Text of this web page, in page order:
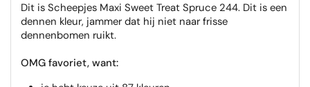
Dit is Scheepjes Maxi Sweet Treat Spruce 244. Dit is een
dennen kleur, jammer dat hij niet naar frisse
dennenbomen ruikt.
OMG favoriet, want: